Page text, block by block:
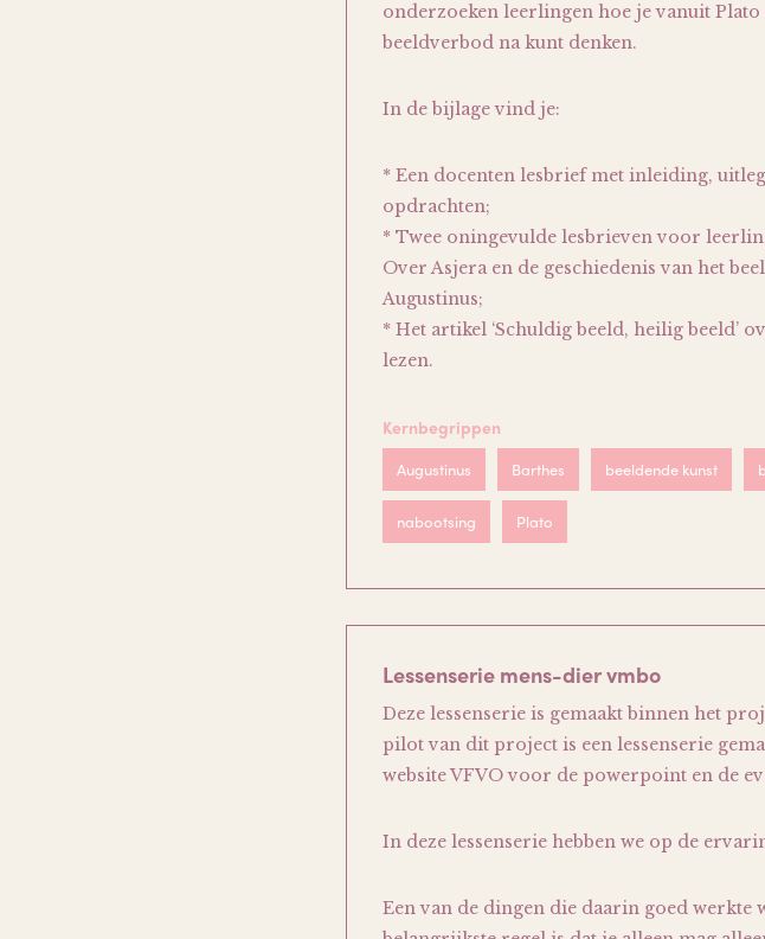
onderzoeken leerlingen hoe je vanuit Plato
beeldverbod na kunt denken.
In de bijlage vind je:
* Een docenten lesbrief met inleiding,
opdrachten;
* Twee oningevulde lesbrieven voor
Over Asjera en de geschiedenis van het
Augustinus;
* Het artikel ‘Schuldig beeld, heilig beeld’
lezen.
Kernbegrippen
Augustinus Barthes beeldende kunst
nabootsing Plato
Lessenserie mens-dier vmbo
Deze lessenserie is gemaakt binnen het
pilot van dit project is een lessenserie
website VFVO voor de powerpoint en de
In deze lessenserie hebben we op de
Een van de dingen die daarin goed werkte